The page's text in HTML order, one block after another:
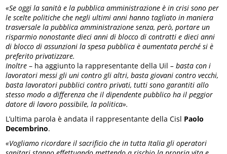
«Se oggi la sanità e la pubblica amministrazione è in crisi sono per
le scelte politiche che negli ultimi anni hanno tagliato in maniera
trasversale la pubblica amministrazione senza, però, portare un
risparmio nonostante dieci anni di blocco di contratti e dieci anni
di blocco di assunzioni la spesa pubblica è aumentata perché si è
preferito privatizzare.
Inoltre – ha aggiunto la rappresentante della Uil– basta con i
lavoratori messi gli uni contro gli altri, basta giovani contro vecchi,
basta lavoratori pubblici contro privati, tutti sono garantiti allo
stesso modo a differenza che il dipendente pubblico ha il peggior
datore di lavoro possibile, la politica».
L’ultima parola è andata il rappresentante della Cisl Paolo
Decembrino.
«Vogliamo ricordare il sacrificio che in tutta Italia gli operatori